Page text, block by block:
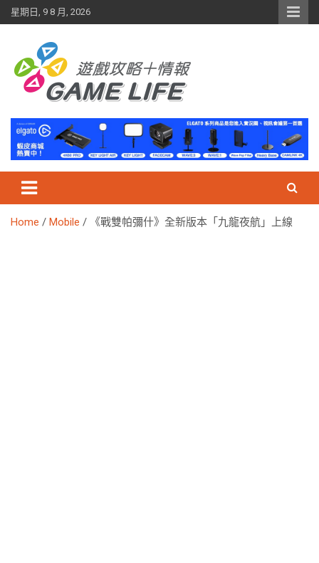
Skip
to
星期日, 9 8 月, 2026
Home Mobile 《戰雙帕彌什》全新版本「九龍夜航」上線